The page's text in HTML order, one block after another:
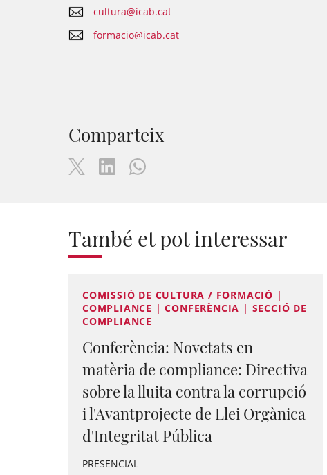
cultura@icab.cat
formacio@icab.cat
Comparteix
També et pot interessar
COMISSIÓ DE CULTURA / FORMACIÓ |
COMPLIANCE | CONFERÈNCIA | SECCIÓ DE
COMPLIANCE
Conferència: Novetats en
matèria de compliance: Directiva
sobre la lluita contra la corrupció
i l'Avantprojecte de Llei Orgànica
d'Integritat Pública
PRESENCIAL